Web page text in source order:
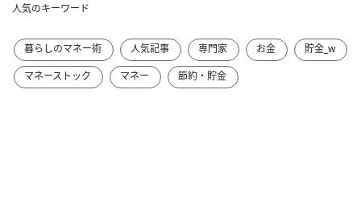
人気のキーワード
暮らしのマネー術 人気記事 専門家 お金
貯金_w
マネーストック
マネー 節約・貯金